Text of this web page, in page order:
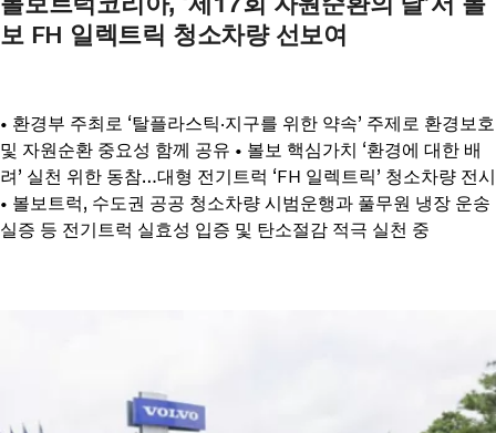
보 FH 일렉트릭 청소차량 선보여
• 환경부 주최로 ‘탈플라스틱·지구를 위한 약속’ 주제로 환경보호
및 자원순환 중요성 함께 공유 • 볼보 핵심가치 ‘환경에 대한 배
려’ 실천 위한 동참…대형 전기트럭 ‘FH 일렉트릭’ 청소차량 전시
• 볼보트럭, 수도권 공공 청소차량 시범운행과 풀무원 냉장 운송
실증 등 전기트럭 실효성 입증 및 탄소절감 적극 실천 중